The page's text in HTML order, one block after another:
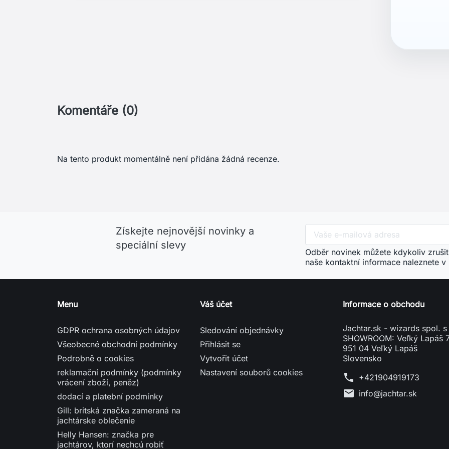
Komentáře (0)
Na tento produkt momentálně není přidána žádná recenze.
Získejte nejnovější novinky a
speciální slevy
Odběr novinek můžete kdykoliv
naše kontaktní informace naleznete
Menu
GDPR ochrana osobných údajov
Všeobecné obchodní podmínky
Podrobně o cookies
reklamační podmínky (podmínky
vrácení zboží, peněz)
dodací a platební podmínky
Gill: britská značka zameraná na
jachtárske oblečenie
Helly Hansen: značka pre
jachtárov, ktorí nechcú robiť
Váš účet
Sledování objednávky
Přihlásit se
Vytvořit účet
Nastavení souborů cookies
Informace o obchodu
Jachtar.sk - wizards spol. s
SHOWROOM: Veľký Lapáš
951 04 Veľký Lapáš
Slovensko
phone +421904919173
mail info@jachtar.sk